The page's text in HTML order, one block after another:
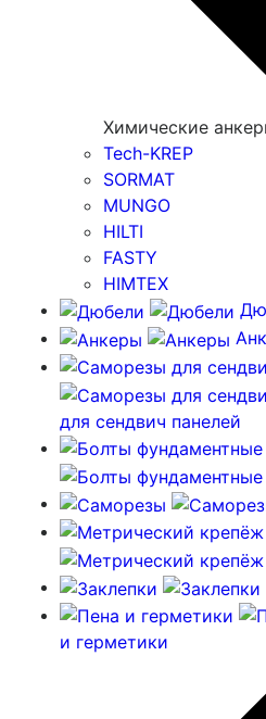
Химические
Tech-KREP
SORMAT
MUNGO
HILTI
FASTY
HIMTEX
для сендвич панелей
и герметики